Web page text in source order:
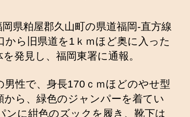
県粕屋郡久山町の県道福岡-直方線
から旧県道を1ｋｍほど奥に入った
発見し、福岡東署に通報。
性で、身長170ｃｍほどのやせ型
から、緑色のジャンパーを着てい
ンに紺色のズックを履き、靴下は